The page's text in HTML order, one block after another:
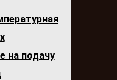
на подачу